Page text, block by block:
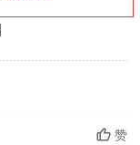
赞